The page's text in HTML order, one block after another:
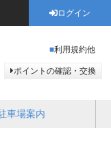
ログイン
利用規約他
ポイントの確認・交換
車場案内